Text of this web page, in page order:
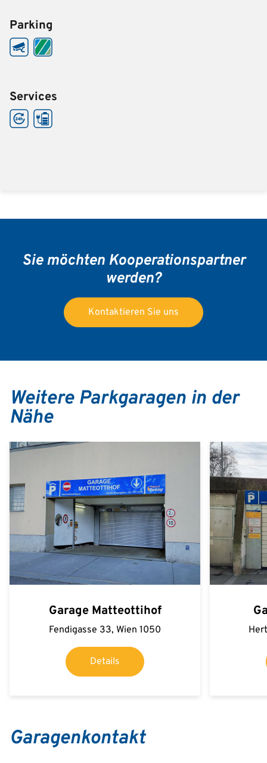
Parking
Services
Sie möchten Kooperationspartner
werden?
Kontaktieren Sie uns
Weitere Parkgaragen in der
Nähe
Garage Matteottihof
Fendigasse 33, Wien 1050
Details
Garagenkontakt